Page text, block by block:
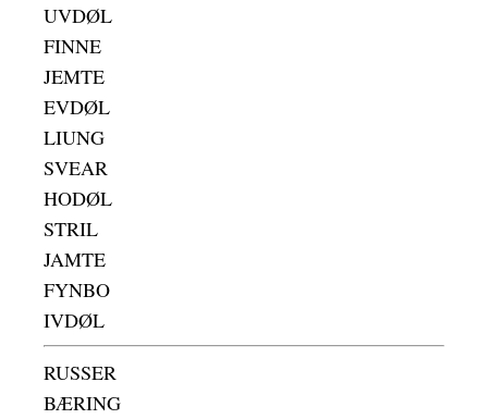
UVDØL
FINNE
JEMTE
EVDØL
LIUNG
SVEAR
HODØL
STRIL
JAMTE
FYNBO
IVDØL
RUSSER
BÆRING